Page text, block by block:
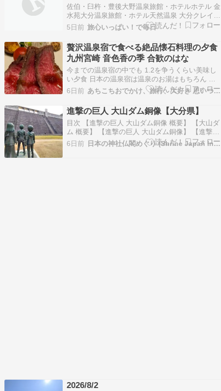
佐伯・臼杵・豊後大野温泉旅館・ホテルホテル 金
水苑大分温泉旅館・ホテル天然温泉 大分クレイン
ホテル高城店≪大分県≫観光スポット周辺のホテ
ル・旅館一覧≪大分県≫ふるさと納税ランキング
に参加中・・・♪旅に出...
5日前 旅心いっぱい！で毎日
贅沢温泉宿で食べる絶品懐石料理の夕食
九州宮崎 音色香の季 合歓のはな
今までの温泉宿の中でも 1.2を争うくらい美味し
い夕食 日本の温泉宿は温泉のお湯はもちろん そ
のサービス、食事は世界一と思っていて 最近のイ
ンバウンド需要で 外国人の人も温泉宿にたくさん
来てるし 私が外国人でも温泉にくるなと至極納得
ただ一つのネックでもある そのお値段の高さも…
6日前 あちこちおでかけ、旅行、大好き 思いつくまま〜
進撃の巨人 大山ダム銅像【大分県】
目次 【進撃の巨人 大山ダム銅像 概要】 【大山ダ
ム 概要】 【進撃の巨人 大山ダム銅像】 【進撃の
巨人 リヴァイ兵士長像（JR日田駅前）】 【進撃
の巨人 大山ダム銅像 近くにある観光スポット】
6日前 日本の神社仏閣めぐり (Shrine Japan Info)
2026/8/2